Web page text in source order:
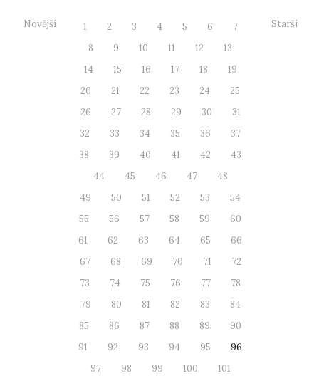
Novější 1 2 3 4 5 6
7
8
9 10 11 12
13
14
15 16 17 18
19
20
21 22 23 24
25
26
27 28 29 30
31
32
33 34 35 36
37
38
39 40 41 42
43
44
45 46 47
48
49
50 51 52 53
54
55
56 57 58 59
60
61
62 63 64 65
66
67
68 69 70 71
72
73
74 75 76 77
78
79
80 81 82 83
84
85
86 87 88 89
90
91
92 93 94 95
96
97
98 99 100
101
Starší